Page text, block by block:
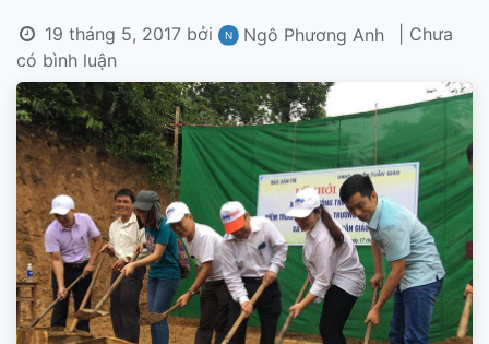
19 tháng 5, 2017 bởi Ngô Phương Anh
| Chưa
có bình luận